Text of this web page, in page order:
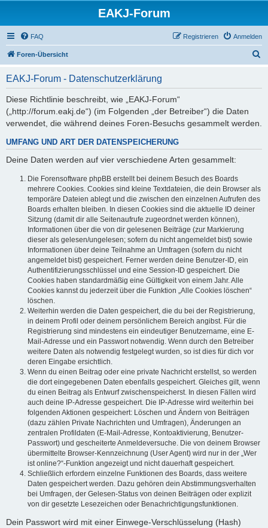
EAKJ-Forum
FAQ Anmelden
Registrieren
Foren-Übersicht
EAKJ-Forum - Datenschutzerklärung
Diese Richtlinie beschreibt, wie „EAKJ-Forum“
(„http://forum.eakj.de“) (im Folgenden „der Betreiber“) die Daten
verwendet, die während deines Foren-Besuchs gesammelt werden.
UMFANG UND ART DER DATENSPEICHERUNG
Deine Daten werden auf vier verschiedene Arten gesammelt:
Die Forensoftware phpBB erstellt bei deinem Besuch des Boards
mehrere Cookies. Cookies sind kleine Textdateien, die dein Browser als
temporäre Dateien ablegt und die zwischen den einzelnen Aufrufen des
Boards erhalten bleiben. In diesen Cookies sind die aktuelle ID deiner
Sitzung (damit dir alle Seitenaufrufe zugeordnet werden können),
Informationen über die von dir gelesenen Beiträge (zur Markierung
dieser als gelesen/ungelesen; sofern du nicht angemeldet bist) sowie
Informationen über deine Teilnahme an Umfragen (sofern du nicht
angemeldet bist) gespeichert. Ferner werden deine Benutzer-ID, ein
Authentifizierungsschlüssel und eine Session-ID gespeichert. Die
Cookies haben standardmäßig eine Gültigkeit von einem Jahr. Alle
Cookies kannst du jederzeit über die Funktion „Alle Cookies löschen“
löschen.
Weiterhin werden die Daten gespeichert, die du bei der Registrierung,
in deinem Profil oder deinem persönlichem Bereich angibst. Für die
Registrierung sind mindestens ein eindeutiger Benutzername, eine E-
Mail-Adresse und ein Passwort notwendig. Wenn durch den Betreiber
weitere Daten als notwendig festgelegt wurden, so ist dies für dich vor
deren Eingabe ersichtlich.
Wenn du einen Beitrag oder eine private Nachricht erstellst, so werden
die dort eingegebenen Daten ebenfalls gespeichert. Gleiches gilt, wenn
du einen Beitrag als Entwurf zwischenspeicherst. In diesen Fällen wird
auch deine IP-Adresse gespeichert. Die IP-Adresse wird weiterhin bei
folgenden Aktionen gespeichert: Löschen und Ändern von Beiträgen
(dazu zählen Private Nachrichten und Umfragen), Änderungen an
zentralen Profildaten (E-Mail-Adresse, Kontoaktivierung, Benutzer-
Passwort) und gescheiterte Anmeldeversuche. Die von deinem Browser
übermittelte Browser-Kennzeichnung (User Agent) wird nur in der „Wer
ist online?“-Funktion angezeigt und nicht dauerhaft gespeichert.
Schließlich erfordern einzelne Funktionen des Boards, dass weitere
Daten gespeichert werden. Dazu gehören dein Abstimmungsverhalten
bei Umfragen, der Gelesen-Status von deinen Beiträgen oder explizit
von dir gesetzte Lesezeichen oder Benachrichtigungsfunktionen.
Dein Passwort wird mit einer Einwege-Verschlüsselung (Hash)